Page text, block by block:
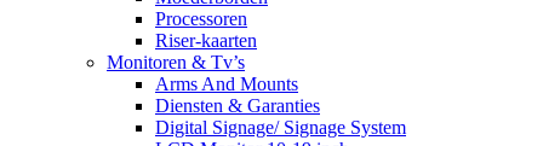
Processoren
Riser-kaarten
Monitoren & Tv’s
Arms And Mounts
Diensten & Garanties
Digital Signage/ Signage System